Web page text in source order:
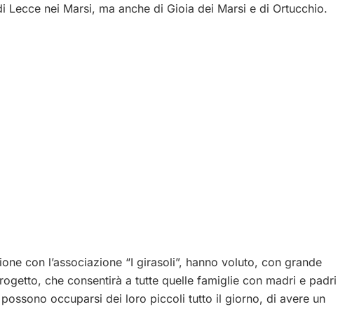
Lecce nei Marsi, ma anche di Gioia dei Marsi e di Ortucchio.
con l’associazione “I girasoli”, hanno voluto, con grande
che consentirà a tutte quelle famiglie con madri e padri
occuparsi dei loro piccoli tutto il giorno, di avere un